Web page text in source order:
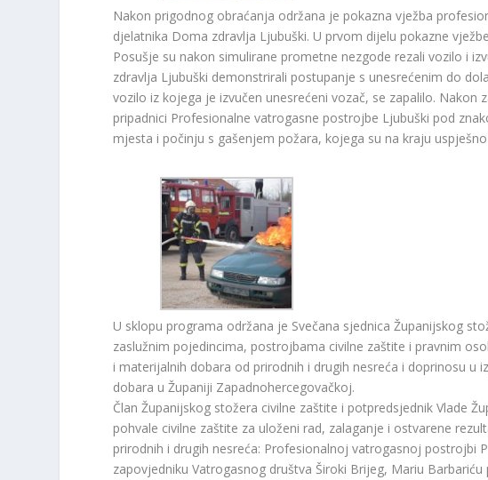
Nakon prigodnog obraćanja održana je pokazna vježba
djelatnika Doma zdravlja Ljubuški. U prvom dijelu pokazne
Posušje su nakon simulirane prometne nezgode rezali vozilo i
zdravlja Ljubuški demonstrirali postupanje s unesrećenim do
vozilo iz kojega je izvučen unesrećeni vozač, se zapalilo.
pripadnici Profesionalne vatrogasne postrojbe Ljubuški pod
mjesta i počinju s gašenjem požara, kojega su na kraju
U sklopu programa održana je Svečana sjednica Županijskog
zaslužnim pojedincima, postrojbama civilne zaštite i pravnim
i materijalnih dobara od prirodnih i drugih nesreća i doprinosu u
dobara u Županiji Zapadnohercegovačkoj.
Član Županijskog stožera civilne zaštite i potpredsjednik Vlade
pohvale civilne zaštite za uloženi rad, zalaganje i ostvarene
prirodnih i drugih nesreća: Profesionalnoj vatrogasnoj postrojbi
zapovjedniku Vatrogasnog društva Široki Brijeg, Mariu Barbariću